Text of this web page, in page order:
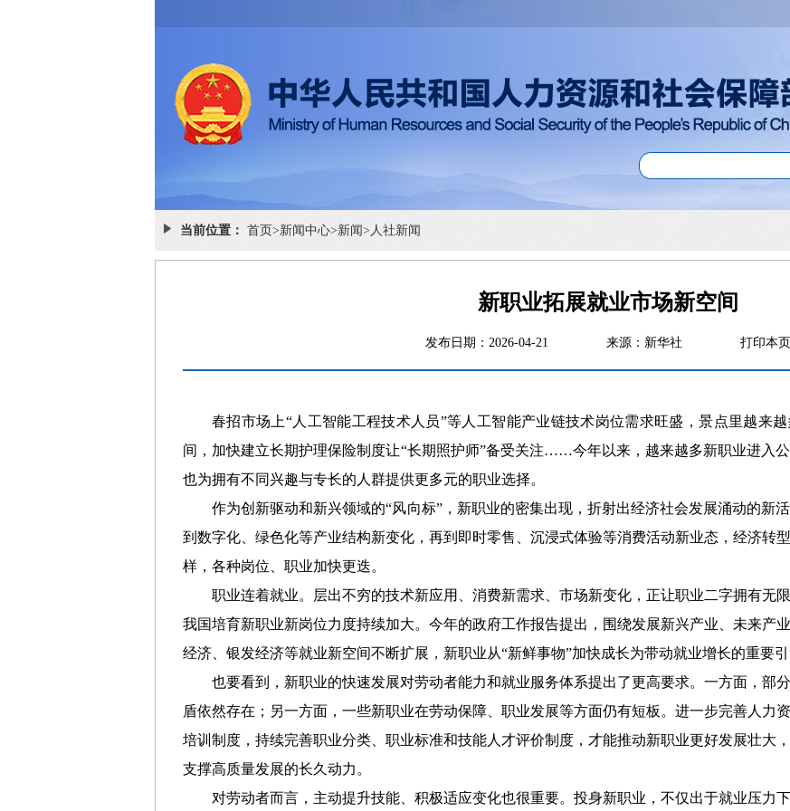
当前位置： 首页>新闻中心>新闻> 人社新闻
新职业拓展就业市场新空间
发布日期：2026-04-21 来源：新华社 打印本页
春招市场上“人工智能工程技术人员”等人工智能产业链技术岗位需求旺盛，景点里越来
间，加快建立长期护理保险制度让“长期照护师”备受关注……今年以来，越来越多新职业进入
也为拥有不同兴趣与专长的人群提供更多元的职业选择。
作为创新驱动和新兴领域的“风向标”，新职业的密集出现，折射出经济社会发展涌动的新
到数字化、绿色化等产业结构新变化，再到即时零售、沉浸式体验等消费活动新业态，经济转
样，各种岗位、职业加快更迭。
职业连着就业。层出不穷的技术新应用、消费新需求、市场新变化，正让职业二字拥有无
我国培育新职业新岗位力度持续加大。今年的政府工作报告提出，围绕发展新兴产业、未来产
经济、银发经济等就业新空间不断扩展，新职业从“新鲜事物”加快成长为带动就业增长的重要引
也要看到，新职业的快速发展对劳动者能力和就业服务体系提出了更高要求。一方面，部
盾依然存在；另一方面，一些新职业在劳动保障、职业发展等方面仍有短板。进一步完善人力
培训制度，持续完善职业分类、职业标准和技能人才评价制度，才能推动新职业更好发展壮大
支撑高质量发展的长久动力。
对劳动者而言，主动提升技能、积极适应变化也很重要。投身新职业，不仅出于就业压力